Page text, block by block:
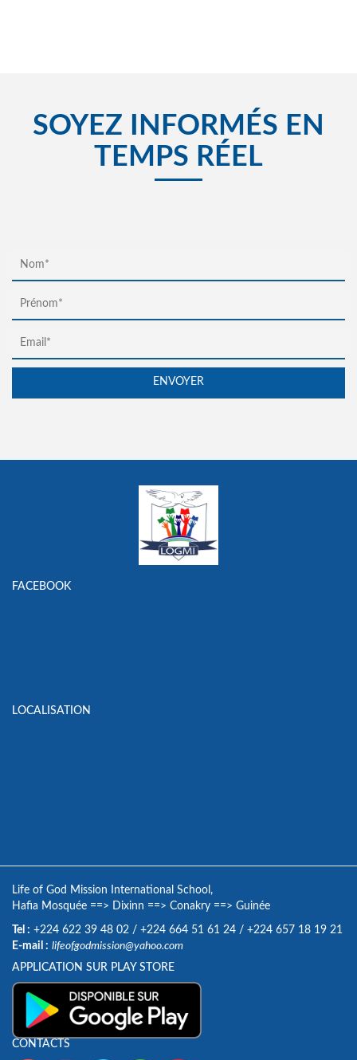
SOYEZ INFORMÉS EN
TEMPS RÉEL
FACEBOOK
LOCALISATION
Life of God Mission International School,
Hafia Mosquée ==> Dixinn ==> Conakry ==> Guinée
Tel : +224 622 39 48 02 / +224 664 51 61 24 / +224 657 18 19 21
E-mail : lifeofgodmission@yahoo.com
APPLICATION SUR PLAY STORE
CONTACTS